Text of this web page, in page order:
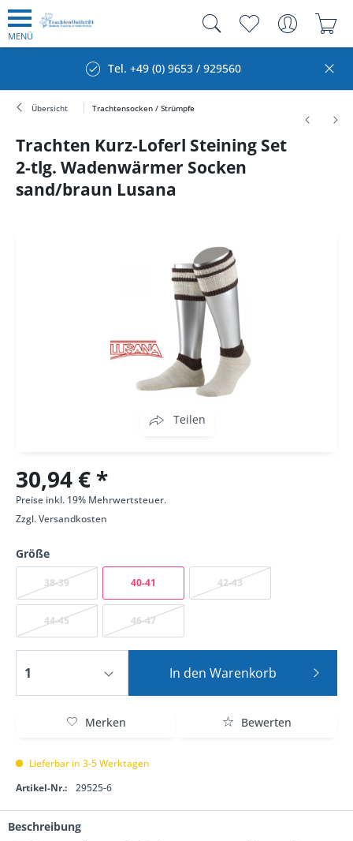
MENÜ
Tel. +49 (0) 9653 / 929560
Übersicht Trachtensocken / Strümpfe
Trachten Kurz-Loferl Steining Set
2-tlg. Wadenwärmer Socken
sand/braun Lusana
Teilen
30,94 € *
Preise inkl. 19% Mehrwertsteuer.
Zzgl.Versandkosten
Größe
38-39 40-41 42-43
44-45 46-47
In den Warenkorb
Merken Bewerten
Lieferbar in 3-5 Werktagen
Artikel-Nr.:
29525-6
Beschreibung